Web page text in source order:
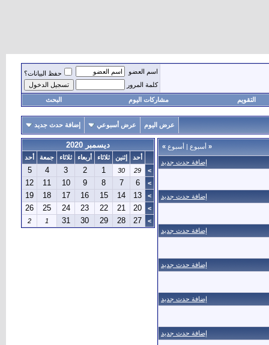
اسم العضو
حفظ البيانات؟
كلمة المرور
التقويم مشاركات اليوم البحث
عرض اليوم عرض أسبوعي إضافة حدث جديد
« أسبوع | أسبوع »
إضافة حدث جديد
إضافة حدث جديد
إضافة حدث جديد
إضافة حدث جديد
إضافة حدث جديد
إضافة حدث جديد
ديسمبر 2020
أحد إثنين ثلاثاء أربعاء ثلاثاء جمعة
أحد
>
29
30
1
2
3
4
5
>
6
7
8
9
10
11
12
>
13
14
15
16
17
18
19
>
20
21
22
23
24
25
26
>
27
28
29
30
31
1
2